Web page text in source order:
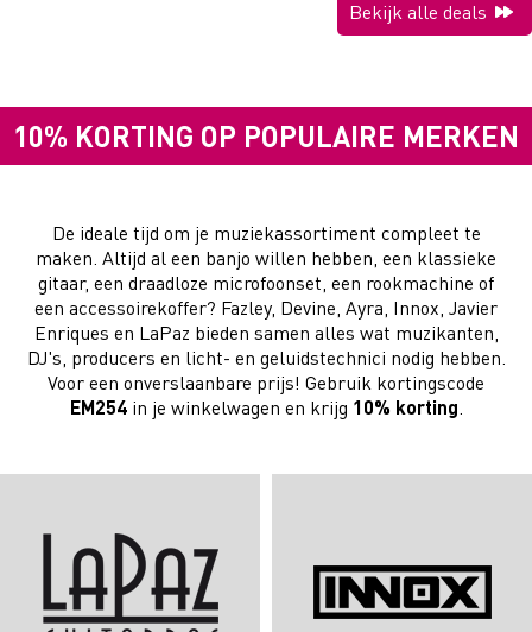
Bekijk alle deals
10% KORTING OP POPULAIRE MERKEN
De ideale tijd om je muziekassortiment compleet te
maken. Altijd al een banjo willen hebben, een klassieke
gitaar, een draadloze microfoonset, een rookmachine of
een accessoirekoffer? Fazley, Devine, Ayra, Innox, Javier
Enriques en LaPaz bieden samen alles wat muzikanten,
DJ's, producers en licht- en geluidstechnici nodig hebben.
Voor een onverslaanbare prijs! Gebruik kortingscode
EM254in je winkelwagen en krijg 10% korting